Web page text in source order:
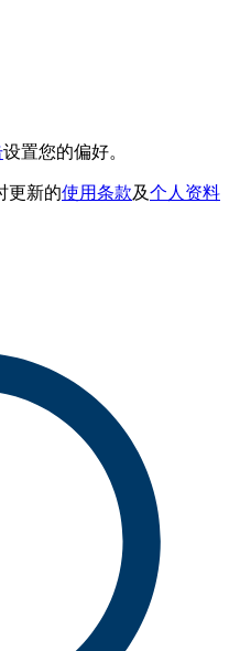
设置您的偏好。
更新的使用条款及个人资料